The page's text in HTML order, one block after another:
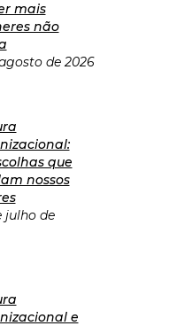
mais
não
de 2026
que
nossos
julho de
e